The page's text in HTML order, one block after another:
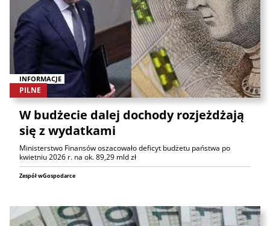
INFORMACJE
PILNE
W budżecie dalej dochody rozjeżdżają
się z wydatkami
Ministerstwo Finansów oszacowało deficyt budżetu państwa po
kwietniu 2026 r. na ok. 89,29 mld zł
Zespół wGospodarce